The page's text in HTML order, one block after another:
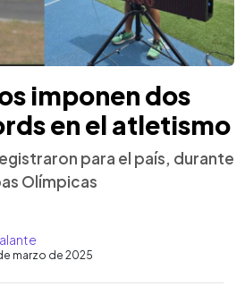
imponen dos
en el atletismo
para el país, durante
Olímpicas
marzo de 2025